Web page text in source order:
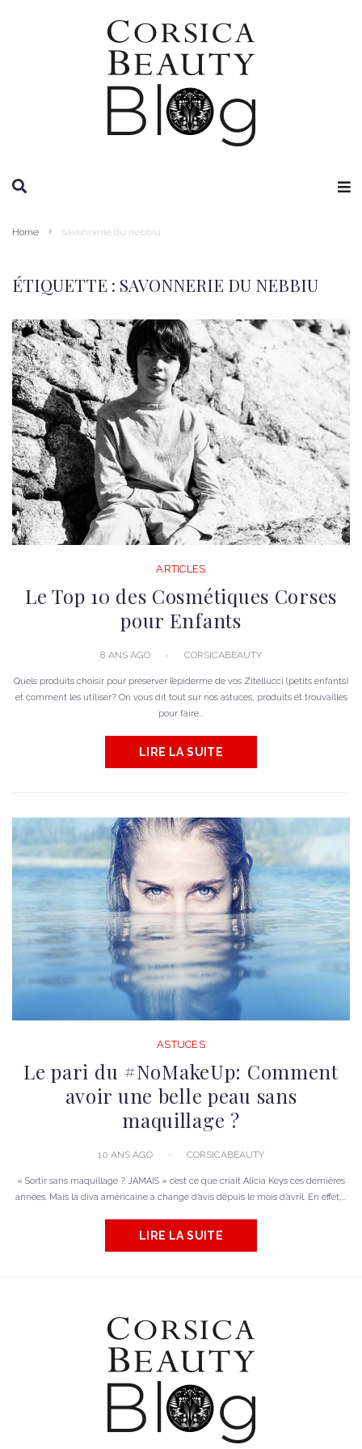
Home savonnerie du nebbiu
ÉTIQUETTE : SAVONNERIE DU NEBBIU
ARTICLES
Le Top 10 des Cosmétiques Corses
pour Enfants
8 ANS AGO CORSICABEAUTY
Quels produits choisir pour préserver l’épiderme de vos Zitellucci (petits enfants)
et comment les utiliser? On vous dit tout sur nos astuces, produits et trouvailles
pour faire...
LIRE LA SUITE
ASTUCES
Le pari du #NoMakeUp: Comment
avoir une belle peau sans
maquillage ?
10 ANS AGO CORSICABEAUTY
« Sortir sans maquillage ? JAMAIS » c’est ce que criait Alicia Keys ces dernières
années. Mais la diva américaine a changé d’avis depuis le mois d’avril. En effet,...
LIRE LA SUITE